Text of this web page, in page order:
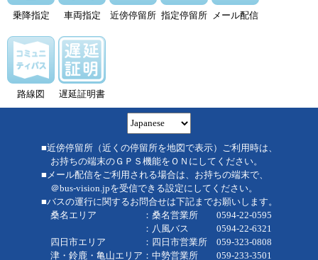
乗降指定 車両指定 近傍停留所 指定停留所 メール配信
路線図 遅延証明書
■近傍停留所（近くの停留所を地図で表示）ご利用時は、
お持ちの端末のＧＰＳ機能をＯＮにしてください。
■メール配信をご利用される場合は、お持ちの端末で、
＠bus-vision.jpを受信できる設定にしてください。
■バスの運行に関するお問合せは下記までお願いします。
桑名エリア ：桑名営業所 0594-22-0595
：八風バス 0594-22-6321
四日市エリア ：四日市営業所 059-323-0808
津・鈴鹿・亀山エリア：中勢営業所 059-233-3501